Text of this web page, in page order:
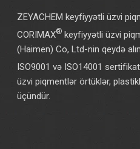
ZEYACHEM keyfiyyətli üzvi
CORIMAX®keyfiyyətli üzvi
(Haimen) Co, Ltd-nin qeydə
ISO9001 və ISO14001
üzvi piqmentlər örtüklər,
üçündür.